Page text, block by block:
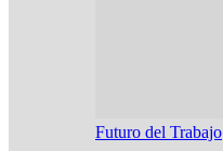
Futuro del Trabajo